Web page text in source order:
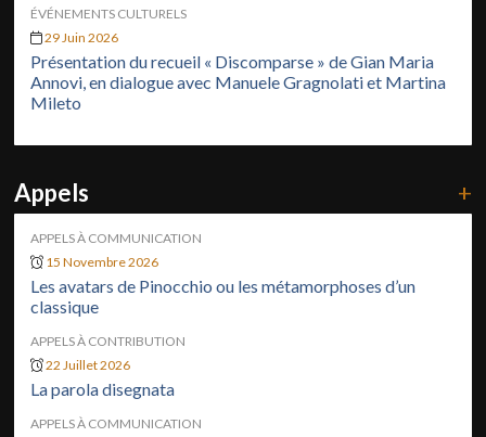
ÉVÉNEMENTS CULTURELS
29 Juin 2026
Présentation du recueil « Discomparse » de Gian Maria
Annovi, en dialogue avec Manuele Gragnolati et Martina
Mileto
Appels +
APPELS À COMMUNICATION
15 Novembre 2026
Les avatars de Pinocchio ou les métamorphoses d’un
classique
APPELS À CONTRIBUTION
22 Juillet 2026
La parola disegnata
APPELS À COMMUNICATION